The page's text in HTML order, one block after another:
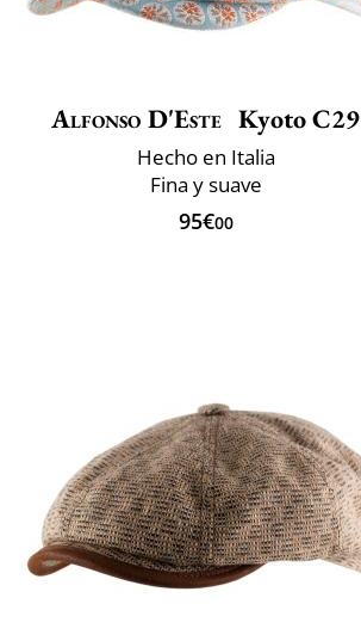
Alfonso D'Este Kyoto C29
Hecho en Italia
Fina y suave
95€00